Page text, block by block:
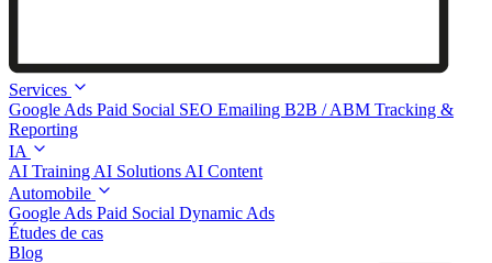
Services
Google Ads Paid Social SEO Emailing B2B / ABM Tracking &
Reporting
IA
AI Training AI Solutions AI Content
Automobile
Google Ads Paid Social Dynamic Ads
Études de cas
Blog